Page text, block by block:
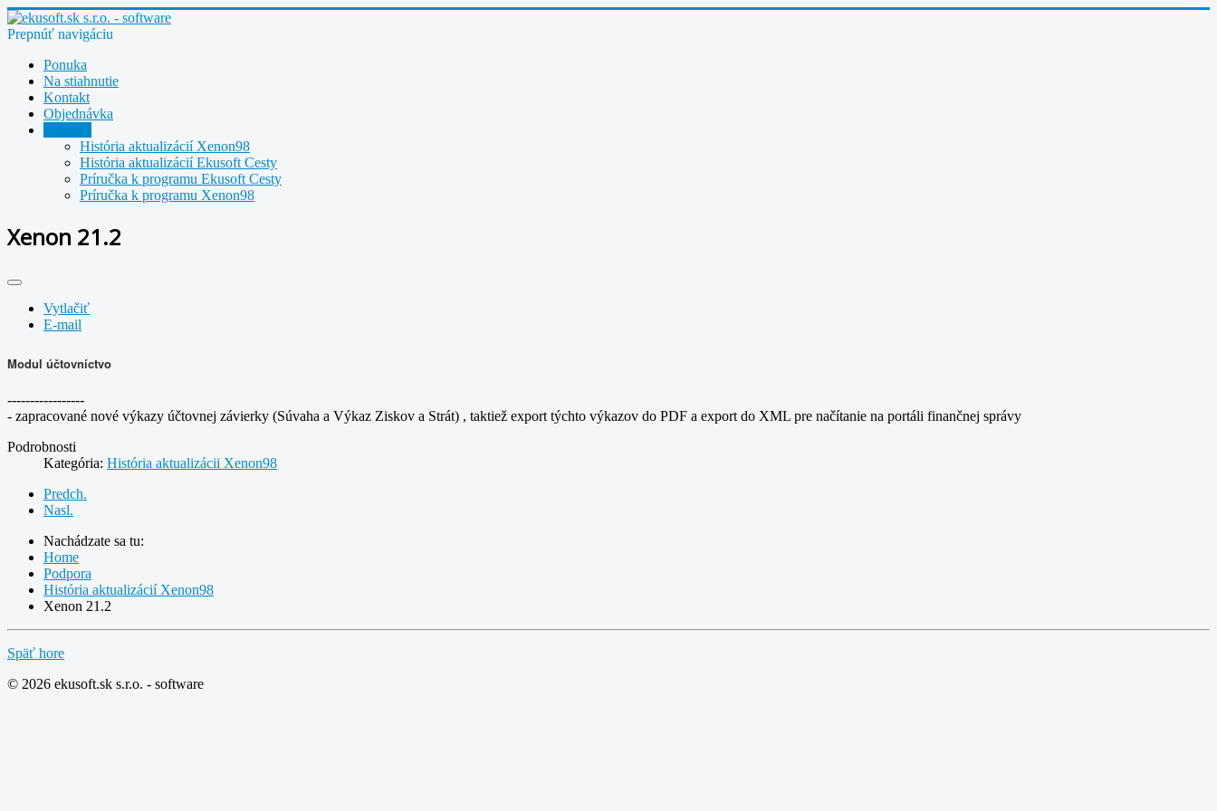
Prepnúť navigáciu
Ponuka
Na stiahnutie
Kontakt
Objednávka
História aktualizácií Xenon98
História aktualizácií Ekusoft Cesty
Príručka k programu Ekusoft Cesty
Príručka k programu Xenon98
Xenon 21.2
Vytlačiť
E-mail
Modul účtovníctvo
-----------------
- zapracované nové výkazy účtovnej závierky (Súvaha a Výkaz Ziskov a Strát) , taktiež export týchto výkazov do PDF a export do XML pre načítanie na portáli finančnej správy
Podrobnosti
Kategória: História aktualizácii Xenon98
Predch.
Nasl.
Nachádzate sa tu:
Home
Podpora
História aktualizácií Xenon98
Xenon 21.2
Späť hore
© 2026 ekusoft.sk s.r.o. - software